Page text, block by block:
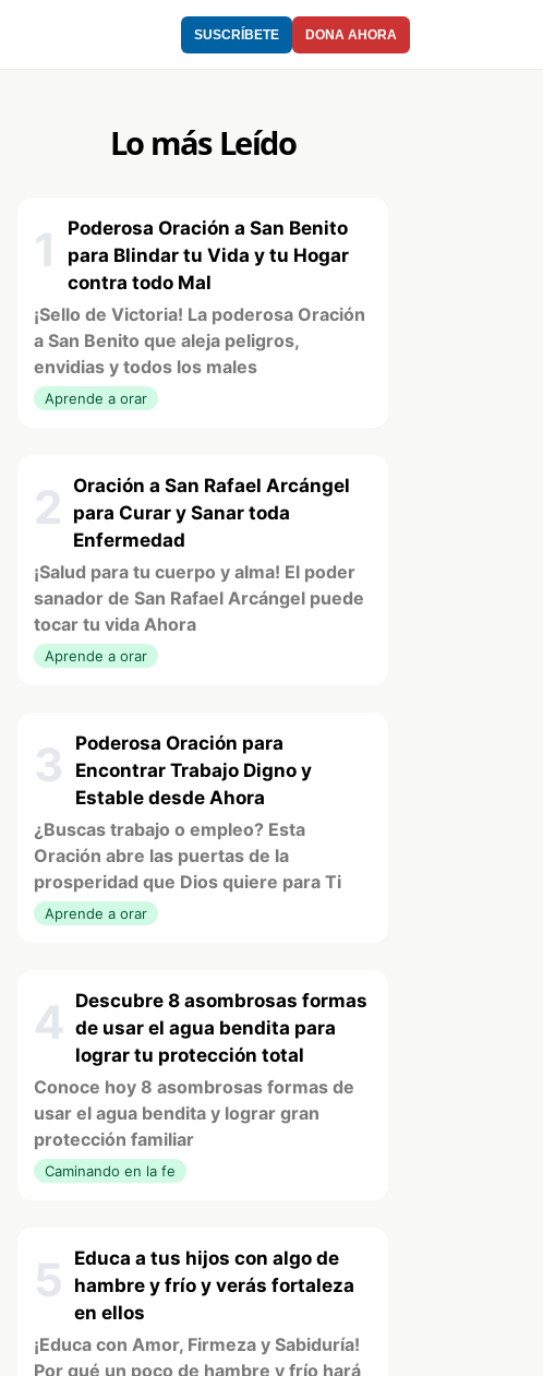
SUSCRÍBETE DONA AHORA
Lo más Leído
1
Poderosa Oración a San Benito
para Blindar tu Vida y tu Hogar
contra todo Mal
¡Sello de Victoria! La poderosa Oración
a San Benito que aleja peligros,
envidias y todos los males
Aprende a orar
2 Oración a San Rafael Arcángel
para Curar y Sanar toda
Enfermedad
¡Salud para tu cuerpo y alma! El poder
sanador de San Rafael Arcángel puede
tocar tu vida Ahora
Aprende a orar
3
Poderosa Oración para
Encontrar Trabajo Digno y
Estable desde Ahora
¿Buscas trabajo o empleo? Esta
Oración abre las puertas de la
prosperidad que Dios quiere para Ti
Aprende a orar
4
Descubre 8 asombrosas formas
de usar el agua bendita para
lograr tu protección total
Conoce hoy 8 asombrosas formas de
usar el agua bendita y lograr gran
protección familiar
Caminando en la fe
5
Educa a tus hijos con algo de
hambre y frío y verás fortaleza
en ellos
¡Educa con Amor, Firmeza y Sabiduría!
Por qué un poco de hambre y frío hará